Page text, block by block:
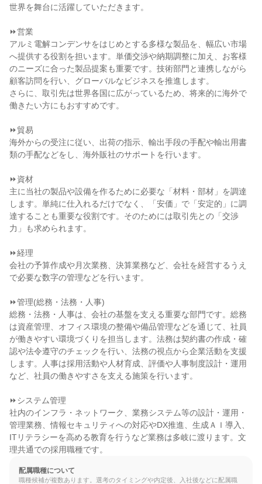
世界を舞台に活躍していただきます。
⏩営業
アルミ電解コンデンサをはじめとする多様な製品を、幅広い市場
へ提供する役割を担います。単価交渉や納期調整に加え、お客様
のニーズに合った製品提案も重要です。技術部門と連携しながら
顧客訪問を行い、グローバルなビジネスを推進します。
さらに、取引先は世界各国に広がっているため、将来的に海外で
働きたい方にもおすすめです。
⏩貿易
海外からの受注に従い、出荷の指示、輸出手段の手配や輸出用書
類の手配などをし、海外販社のサポートを行います。
⏩資材
主に当社の製品や設備を作るために必要な「材料・部材」を調達
します。単純に仕入れるだけでなく、「安価」で「安定的」に調
達することも重要な役割です。そのためには取引先との「交渉
力」も求められます。
⏩経理
会社の予算作成や月次業務、決算業務など、会社を経営するうえ
で必要な数字の管理などを行います。
⏩管理(総務・法務・人事)
総務・法務・人事は、会社の基盤を支える重要な部門です。総務
は資産管理、オフィス環境の整備や備品管理などを通じて、社員
が働きやすい環境づくりを担当します。法務は契約書の作成・確
認や法令遵守のチェックを行い、法務の視点から企業活動を支援
します。人事は採用活動や人材育成、評価や人事制度設計・運用
など、社員の働きやすさを支える施策を行います。
⏩システム管理
社内のインフラ・ネットワーク、業務システム等の設計・運用・
管理業務、情報セキュリティへの対応やDX推進、生成ＡＩ導入、
ITリテラシーを高める教育を行うなど業務は多岐に渡ります。文
理共通での採用職種です。
配属職種について
職種候補が複数あります。選考のタイミングや内定後、入社後などに配属職